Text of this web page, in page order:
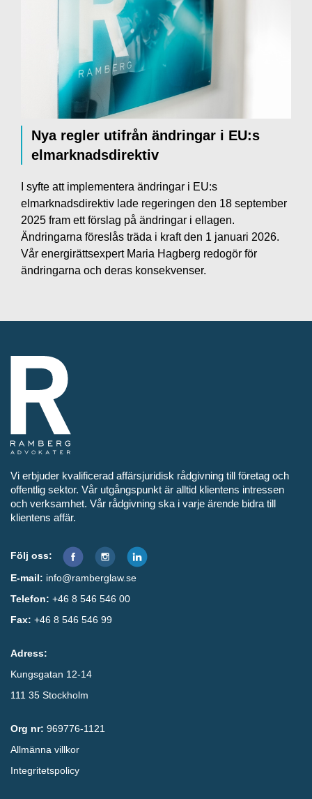
Nya regler utifrån ändringar i EU:s
elmarknadsdirektiv
I syfte att implementera ändringar i EU:s
elmarknadsdirektiv lade regeringen den 18 september
2025 fram ett förslag på ändringar i ellagen.
Ändringarna föreslås träda i kraft den 1 januari 2026.
Vår energirättsexpert Maria Hagberg redogör för
ändringarna och deras konsekvenser.
Vi erbjuder kvalificerad affärsjuridisk rådgivning till företag och
offentlig sektor. Vår utgångspunkt är alltid klientens intressen
och verksamhet. Vår rådgivning ska i varje ärende bidra till
klientens affär.
Följ oss:
E-mail: info@ramberglaw.se
Telefon: +46 8 546 546 00
Fax: +46 8 546 546 99
Adress:
Kungsgatan 12-14
111 35 Stockholm
Org nr: 969776-1121
Allmänna villkor
Integritetspolicy